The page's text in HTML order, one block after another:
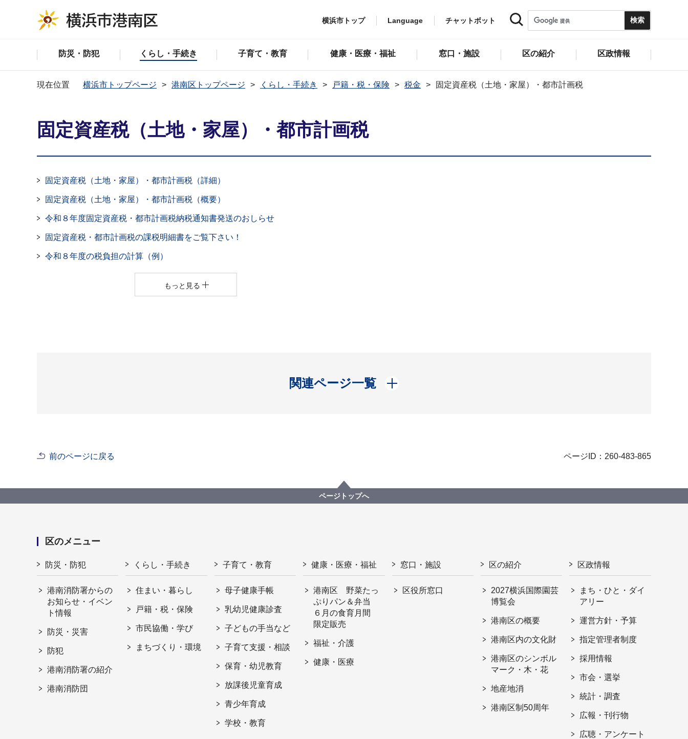
横浜市トップ Language チャットボット
防災・防犯 くらし・手続き 子育て・教育 健康・医療・福祉 窓口・施設 区の紹介 区政情報
現在位置 横浜市トップページ 港南区トップページ くらし・手続き 戸籍・税・保険 税金 固定資産税（土地・家屋）・都市計画税
固定資産税（土地・家屋）・都市計画税
固定資産税（土地・家屋）・都市計画税（詳細）
固定資産税（土地・家屋）・都市計画税（概要）
令和８年度固定資産税・都市計画税納税通知書発送のおしらせ
固定資産税・都市計画税の課税明細書をご覧下さい！
令和８年度の税負担の計算（例）
もっと見る
関連ページ一覧
開く
前のページに戻る ページID：260-483-865
ページトップへ
区のメニュー
防災・防犯
港南消防署からの
お知らせ・イベン
ト情報
防災・災害
防犯
港南消防署の紹介
港南消防団
くらし・手続き
住まい・暮らし
戸籍・税・保険
市民協働・学び
まちづくり・環境
子育て・教育
母子健康手帳
乳幼児健康診査
子どもの手当など
子育て支援・相談
保育・幼児教育
放課後児童育成
青少年育成
学校・教育
健康・医療・福祉
港南区 野菜たっ
ぷりパン＆弁当
６月の食育月間
限定販売
福祉・介護
健康・医療
窓口・施設
区役所窓口
区の紹介
2027横浜国際園芸
博覧会
港南区の概要
港南区内の文化財
港南区のシンボル
マーク・木・花
地産地消
港南区制50周年
区政情報
まち・ひと・ダイ
アリー
運営方針・予算
指定管理者制度
採用情報
市会・選挙
統計・調査
広報・刊行物
広聴・アンケート